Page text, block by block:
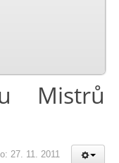
Mistrů
27. 11. 2011